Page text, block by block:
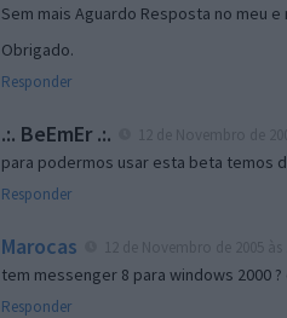
Sem mais Aguardo Resposta no meu e
Obrigado.
Responder
.:. BeEmEr .:.
para podermos usar esta beta temos
Responder
Marocas
tem messenger 8 para windows 2000
Responder